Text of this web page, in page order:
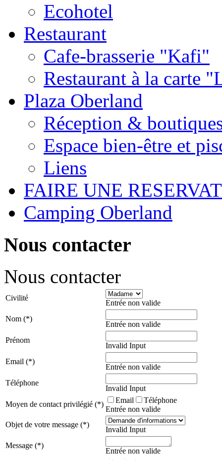
Ecohotel
Restaurant
Cafe-brasserie "Kafi"
Restaurant à la carte
Plaza Oberland
Réception &
Espace bien-être et
Liens
FAIRE UNE
Camping Oberland
Nous contacter
Nous contacter
Civilité
Entrée non valide
Nom (*)
Entrée non valide
Prénom
Invalid Input
Email (*)
Entrée non valide
Téléphone
Invalid Input
Moyen de contact privilégié (*)
Email
Téléphone
Entrée non valide
Objet de votre message (*)
Invalid Input
Message (*)
Entrée non valide